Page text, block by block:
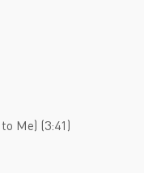
Me) (3:41)